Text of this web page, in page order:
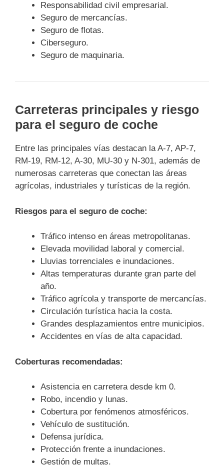
Responsabilidad civil empresarial.
Seguro de mercancías.
Seguro de flotas.
Ciberseguro.
Seguro de maquinaria.
Carreteras principales y riesgo
para el seguro de coche
Entre las principales vías destacan la A-7, AP-7,
RM-19, RM-12, A-30, MU-30 y N-301, además de
numerosas carreteras que conectan las áreas
agrícolas, industriales y turísticas de la región.
Riesgos para el seguro de coche:
Tráfico intenso en áreas metropolitanas.
Elevada movilidad laboral y comercial.
Lluvias torrenciales e inundaciones.
Altas temperaturas durante gran parte del
año.
Tráfico agrícola y transporte de mercancías.
Circulación turística hacia la costa.
Grandes desplazamientos entre municipios.
Accidentes en vías de alta capacidad.
Coberturas recomendadas:
Asistencia en carretera desde km 0.
Robo, incendio y lunas.
Cobertura por fenómenos atmosféricos.
Vehículo de sustitución.
Defensa jurídica.
Protección frente a inundaciones.
Gestión de multas.